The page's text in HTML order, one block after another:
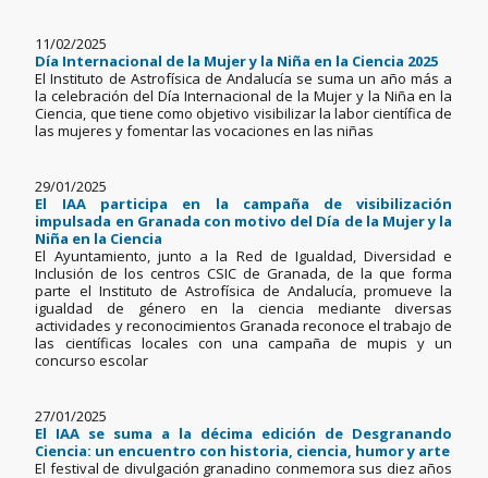
11/02/2025
Día Internacional de la Mujer y la Niña en la Ciencia 2025
El Instituto de Astrofísica de Andalucía se suma un año más a
la celebración del Día Internacional de la Mujer y la Niña en la
Ciencia, que tiene como objetivo visibilizar la labor científica de
las mujeres y fomentar las vocaciones en las niñas
29/01/2025
El IAA participa en la campaña de visibilización
impulsada en Granada con motivo del Día de la Mujer y la
Niña en la Ciencia
El Ayuntamiento, junto a la Red de Igualdad, Diversidad e
Inclusión de los centros CSIC de Granada, de la que forma
parte el Instituto de Astrofísica de Andalucía, promueve la
igualdad de género en la ciencia mediante diversas
actividades y reconocimientos Granada reconoce el trabajo de
las científicas locales con una campaña de mupis y un
concurso escolar
27/01/2025
El IAA se suma a la décima edición de Desgranando
Ciencia: un encuentro con historia, ciencia, humor y arte
El festival de divulgación granadino conmemora sus diez años